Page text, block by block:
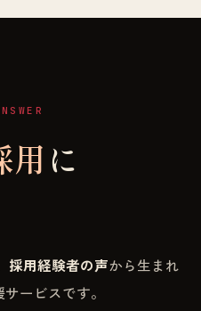
用に
採用経験者の声から生まれ
ービスです。